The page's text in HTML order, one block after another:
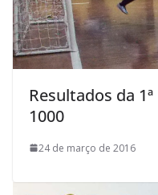
Resultados da
1000
24 de março de 2016